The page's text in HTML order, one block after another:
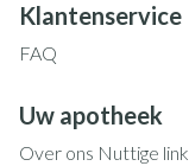
Klantenservice
FAQ
Uw apotheek
Over ons Nuttige